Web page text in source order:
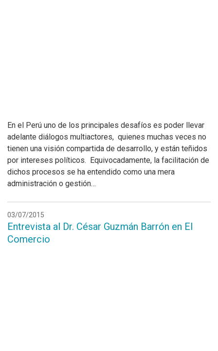
En el Perú uno de los principales desafíos es poder llevar
adelante diálogos multiactores, quienes muchas veces no
tienen una visión compartida de desarrollo, y están teñidos
por intereses políticos. Equivocadamente, la facilitación de
dichos procesos se ha entendido como una mera
administración o gestión…
03/07/2015
Entrevista al Dr. César Guzmán Barrón en El
Comercio